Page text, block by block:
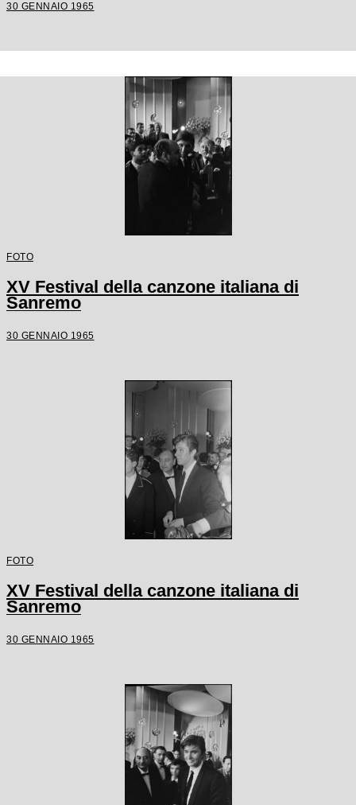
30 GENNAIO 1965
FOTO
XV Festival della canzone italiana di
Sanremo
30 GENNAIO 1965
FOTO
XV Festival della canzone italiana di
Sanremo
30 GENNAIO 1965